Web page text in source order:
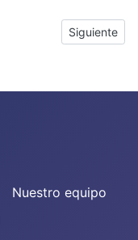
Artículo
Siguiente
Nuestro equipo